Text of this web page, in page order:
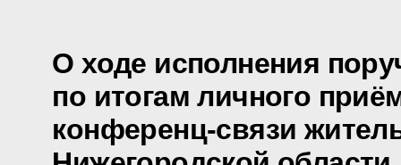
О ходе исполнения
по итогам личного
конференц-связи